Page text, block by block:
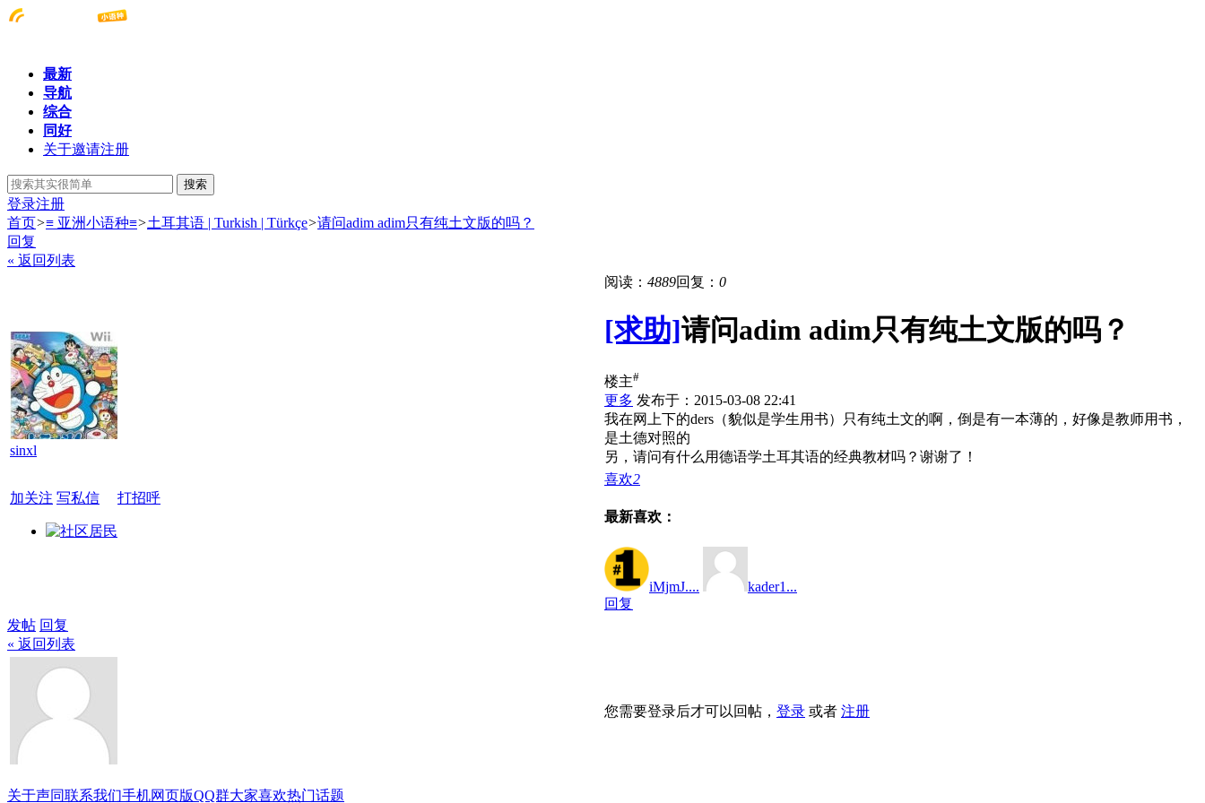
最新
导航
综合
同好
关于邀请注册
搜索
登录注册
首页>≡ 亚洲小语种≡>土耳其语 | Turkish | Türkçe>请问adim adim只有纯土文版的吗？
回复
« 返回列表
sinxl
加关注 写私信 打招呼
阅读： 4889回复： 0
[求助]请问adim adim只有纯土文版的吗？
楼主#
更多 发布于：2015-03-08 22:41
我在网上下的ders（貌似是学生用书）只有纯土文的啊，倒是有一本薄的，好像是教师用书，
是土德对照的
另，请问有什么用德语学土耳其语的经典教材吗？谢谢了！
喜欢2
最新喜欢：
iMjmJ....
kader1...
回复
发帖 回复
« 返回列表
您需要登录后才可以回帖， 登录 或者 注册
关于声同联系我们手机网页版QQ群大家喜欢热门话题